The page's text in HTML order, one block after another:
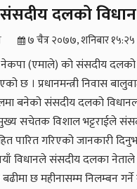
दलको विधान
७ चैत्र २०७७, शनिबार १५:२५
(एमाले) को संसदीय दलको
छ । प्रधानमन्त्री निवास
बनेको संसदीय दलको
सचेतक विशाल भट्टराईले
पारित गरिएको जानकारी
विधानले संसदीय दलका नेताले
छ महीनासम्म निलम्बन